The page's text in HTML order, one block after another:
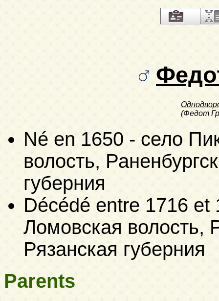
(Федот
Né en 1650 - село
волость,
губерния
Décédé entre 1716
Ломовская волость,
Рязанская губерния
Parents